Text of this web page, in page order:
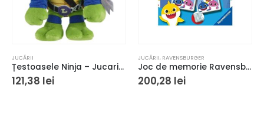
JUCĂRII
Țestoasele Ninja – Jucarie Leonardo de pluș
121,38 lei
JUCĂRII, RAVENSBURGER
Joc de memorie Ravensburger Memory Baby Shark
200,28 lei